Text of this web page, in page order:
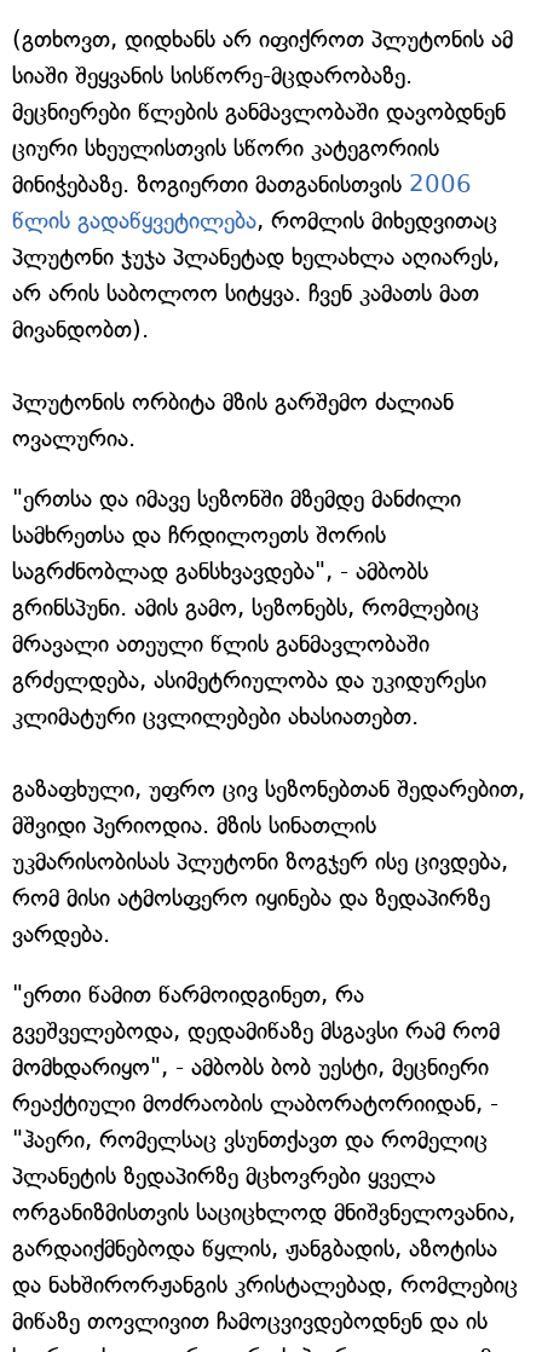
(გთხოვთ, დიდხანს არ იფიქროთ პლუტონის ამ
სიაში შეყვანის სისწორე-მცდარობაზე.
მეცნიერები წლების განმავლობაში დავობდნენ
ციური სხეულისთვის სწორი კატეგორიის
მინიჭებაზე. ზოგიერთი მათგანისთვის 2006
წლის გადაწყვეტილება, რომლის მიხედვითაც
პლუტონი ჯუჯა პლანეტად ხელახლა აღიარეს,
არ არის საბოლოო სიტყვა. ჩვენ კამათს მათ
მივანდობთ).
პლუტონის ორბიტა მზის გარშემო ძალიან
ოვალურია.
"ერთსა და იმავე სეზონში მზემდე მანძილი
სამხრეთსა და ჩრდილოეთს შორის
საგრძნობლად განსხვავდება", - ამბობს
გრინსპუნი. ამის გამო, სეზონებს, რომლებიც
მრავალი ათეული წლის განმავლობაში
გრძელდება, ასიმეტრიულობა და უკიდურესი
კლიმატური ცვლილებები ახასიათებთ.
გაზაფხული, უფრო ცივ სეზონებთან შედარებით,
მშვიდი პერიოდია. მზის სინათლის
უკმარისობისას პლუტონი ზოგჯერ ისე ცივდება,
რომ მისი ატმოსფერო იყინება და ზედაპირზე
ვარდება.
"ერთი წამით წარმოიდგინეთ, რა
გვეშველებოდა, დედამიწაზე მსგავსი რამ რომ
მომხდარიყო", - ამბობს ბობ უესტი, მეცნიერი
რეაქტიული მოძრაობის ლაბორატორიიდან, -
"ჰაერი, რომელსაც ვსუნთქავთ და რომელიც
პლანეტის ზედაპირზე მცხოვრები ყველა
ორგანიზმისთვის საციცხლოდ მნიშვნელოვანია,
გარდაიქმნებოდა წყლის, ჟანგბადის, აზოტისა
და ნახშირორჟანგის კრისტალებად, რომლებიც
მიწაზე თოვლივით ჩამოცვივდებოდნენ და ის